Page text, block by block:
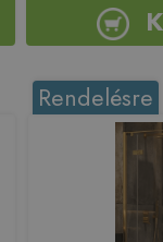
Rendelésre